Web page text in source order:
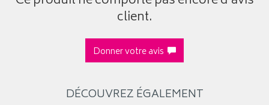
client.
Donner votre avis
DÉCOUVREZ ÉGALEMENT